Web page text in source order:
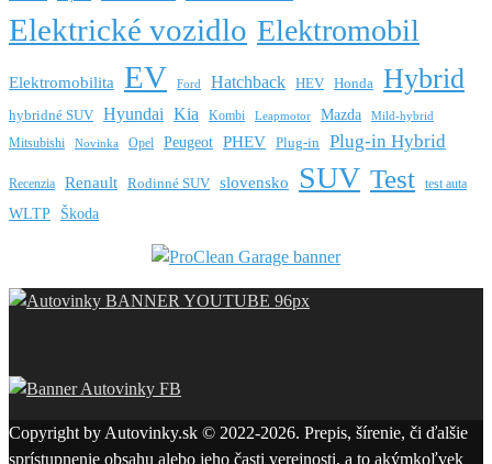
Elektrické vozidlo Elektromobil
Elektromobilita EV Ford Hatchback HEV Honda Hybrid
hybridné SUV Hyundai Kia Kombi Leapmotor Mazda Mild-hybrid
Mitsubishi Novinka Opel Peugeot PHEV Plug-in Plug-in Hybrid
Recenzia Renault Rodinné SUV slovensko SUV Test test auta
WLTP Škoda
Copyright by Autovinky.sk © 2022-2026. Prepis, šírenie, či ďalšie
sprístupnenie obsahu alebo jeho časti verejnosti, a to akýmkoľvek